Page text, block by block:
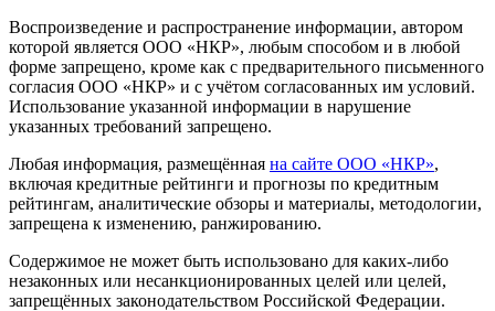
Воспроизведение и распространение информации, автором
которой является ООО «НКР», любым способом и в любой
форме запрещено, кроме как с предварительного письменного
согласия ООО «НКР» и с учётом согласованных им условий.
Использование указанной информации в нарушение
указанных требований запрещено.
Любая информация, размещённая на сайте ООО «НКР»,
включая кредитные рейтинги и прогнозы по кредитным
рейтингам, аналитические обзоры и материалы, методологии,
запрещена к изменению, ранжированию.
Содержимое не может быть использовано для каких-либо
незаконных или несанкционированных целей или целей,
запрещённых законодательством Российской Федерации.